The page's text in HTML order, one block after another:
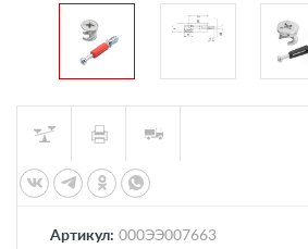
Артикул: 000ЭЭ007663